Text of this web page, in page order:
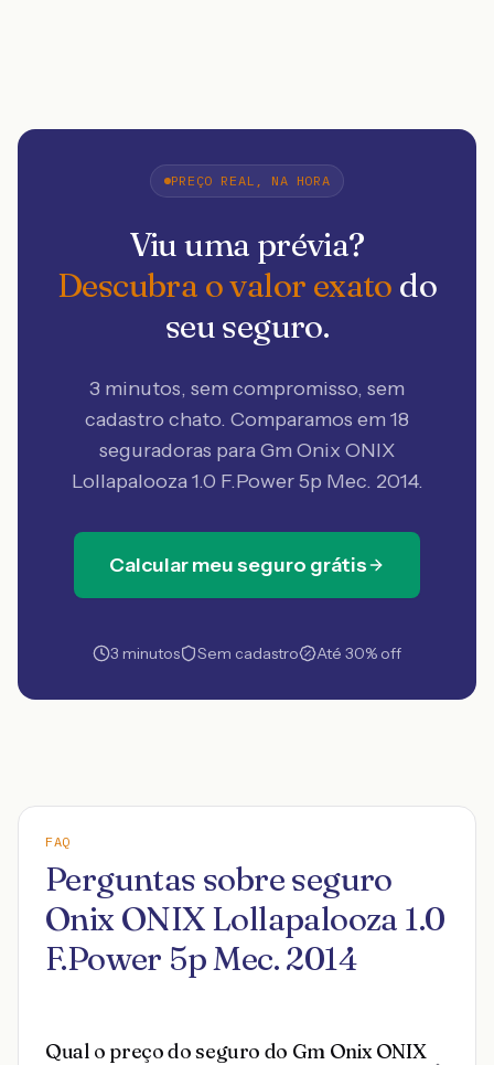
PREÇO REAL, NA HORA
Viu uma prévia?
Descubra o valor exato do
seu seguro.
3 minutos, sem compromisso, sem
cadastro chato. Comparamos em 18
seguradoras para Gm Onix ONIX
Lollapalooza 1.0 F.Power 5p Mec. 2014.
Calcular meu seguro grátis
3 minutos Sem cadastro Até 30% off
FAQ
Perguntas sobre seguro
Onix ONIX Lollapalooza 1.0
F.Power 5p Mec. 2014
Qual o preço do seguro do Gm Onix ONIX